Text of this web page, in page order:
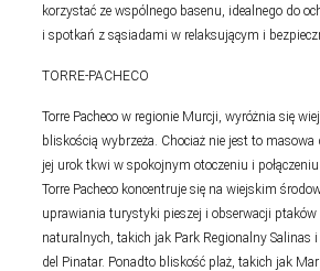
korzystać ze wspólnego basenu, idealnego do
i spotkań z sąsiadami w relaksującym i
TORRE-PACHECO
Torre Pacheco w regionie Murcji, wyróżnia się
bliskością wybrzeża. Chociaż nie jest to
jej urok tkwi w spokojnym otoczeniu i
Torre Pacheco koncentruje się na wiejskim
uprawiania turystyki pieszej i obserwacji ptaków
naturalnych, takich jak Park Regionalny Salinas i
del Pinatar. Ponadto bliskość plaż, takich jak